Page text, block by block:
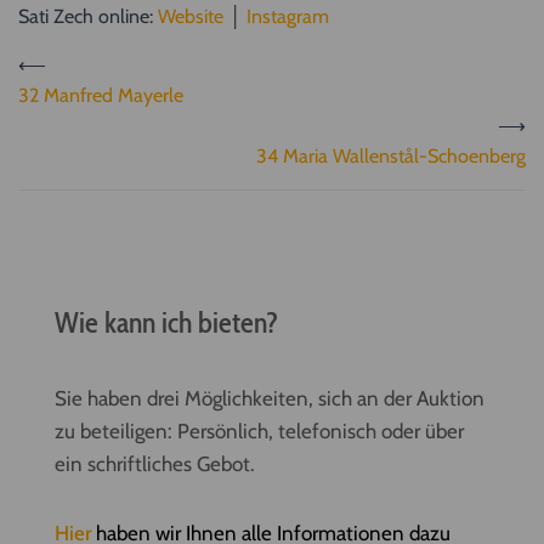
Sati Zech online: Website Instagram
⟵
32 Manfred Mayerle
⟶
34 Maria Wallenstål-Schoenberg
Wie kann ich bieten?
Sie haben drei Möglichkeiten, sich an der Auktion
zu beteiligen: Persönlich, telefonisch oder über
ein schriftliches Gebot.
Hier haben wir Ihnen alle Informationen dazu